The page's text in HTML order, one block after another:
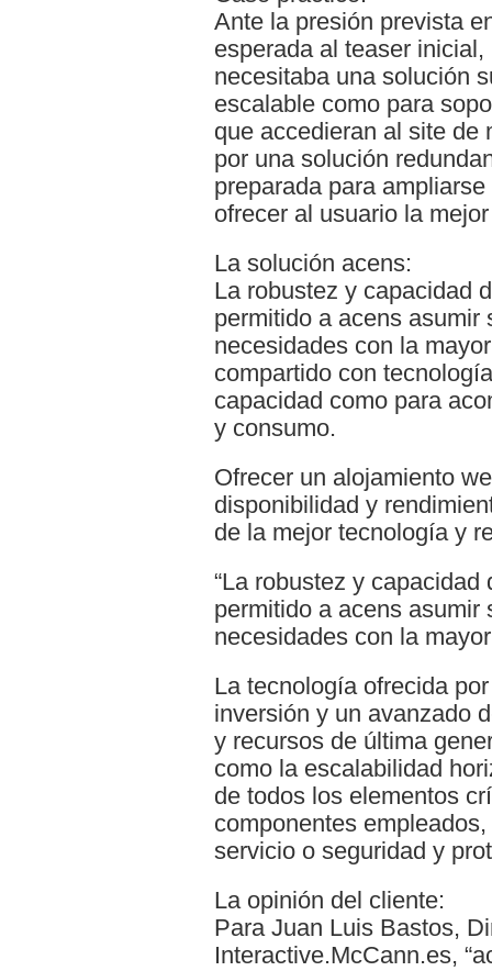
Ante la presión prevista
esperada al teaser
necesitaba una solución
escalable como para
que accedieran al site de
por una solución
preparada para
ofrecer al usuario la
La solución acens:
La robustez y capacidad
permitido a acens asumir
necesidades con la
compartido con
capacidad como para
y consumo.
Ofrecer un alojamiento
disponibilidad y
de la mejor tecnología y
“La robustez y
permitido a acens asumir
necesidades con la
La tecnología ofrecida
inversión y un avanzado
y recursos de última
como la escalabilidad
de todos los elementos
componentes
servicio o seguridad y
La opinión del cliente:
Para Juan Luis Bastos,
Interactive.McCann.es,